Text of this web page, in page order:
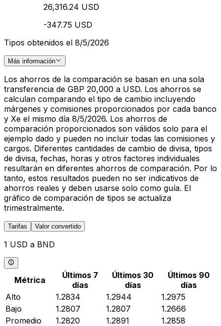
26,316.24 USD
-347.75 USD
Tipos obtenidos el 8/5/2026
Más información
Los ahorros de la comparación se basan en una sola
transferencia de GBP 20,000 a USD. Los ahorros se
calculan comparando el tipo de cambio incluyendo
márgenes y comisiones proporcionados por cada banco
y Xe el mismo día 8/5/2026. Los ahorros de
comparación proporcionados son válidos solo para el
ejemplo dado y pueden no incluir todas las comisiones y
cargos. Diferentes cantidades de cambio de divisa, tipos
de divisa, fechas, horas y otros factores individuales
resultarán en diferentes ahorros de comparación. Por lo
tanto, estos resultados pueden no ser indicativos de
ahorros reales y deben usarse solo como guía. El
gráfico de comparación de tipos se actualiza
trimestralmente.
Tarifas Valor convertido
1 USD a BND
Métrica
Últimos 7
días
Últimos 30
días
Últimos 90
días
Alto
1.2834 1.2944
1.2975
Bajo
1.2807 1.2807
1.2666
Promedio
1.2820 1.2891
1.2858